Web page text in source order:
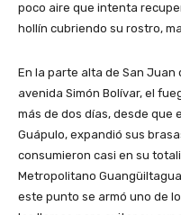
poco aire que intenta
hollín cubriendo su rostro,
En la parte alta de San Juan
avenida Simón Bolívar, el
más de dos días, desde que
Guápulo, expandió sus
consumieron casi en su
Metropolitano
este punto se armó uno de